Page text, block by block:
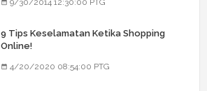
9/30/2014 12:30:00 PTG
9 Tips Keselamatan Ketika Shopping
Online!
4/20/2020 08:54:00 PTG